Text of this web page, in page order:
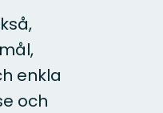
enkla
och